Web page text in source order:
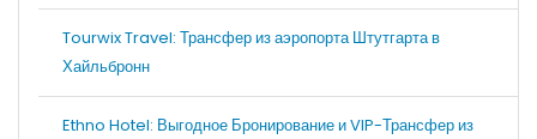
Tourwix Travel: Трансфер из аэропорта Штутгарта в
Хайльбронн
Ethno Hotel: Выгодное Бронирование и VIP-Трансфер из